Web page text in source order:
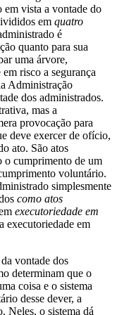
em vista a vontade do
em quatro
é
quanto para sua
uma árvore,
risco a segurança
Administração
dos administrados.
mas a
provocação para
deve exercer de ofício,
ato. São atos
o cumprimento de um
voluntário.
simplesmente
como atos
executoriedade em
executoriedade em
vontade dos
determinam que o
coisa e o sistema
desse dever, a
Neles, o sistema dá